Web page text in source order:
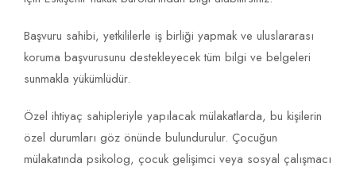
Başvuru sahibi, yetkililerle iş birliği yapmak ve uluslararası
koruma başvurusunu destekleyecek tüm bilgi ve belgeleri
sunmakla yükümlüdür.
Özel ihtiyaç sahipleriyle yapılacak mülakatlarda, bu kişilerin
özel durumları göz önünde bulundurulur. Çocuğun
mülakatında psikolog, çocuk gelişimci veya sosyal çalışmacı